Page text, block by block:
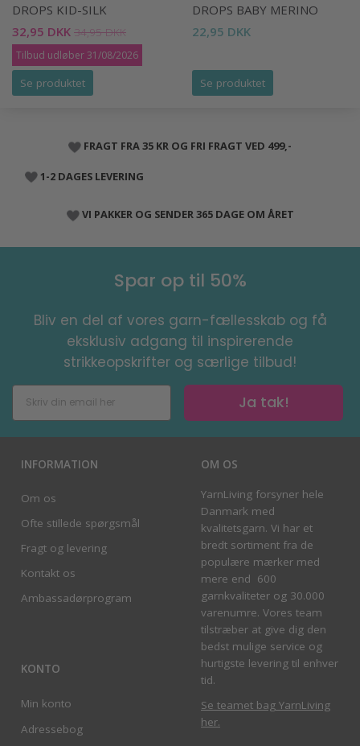
DROPS KID-SILK
32,95 DKK 34,95 DKK
Tilbud udløber 31/08/2026
Se produktet
DROPS BABY MERINO
22,95 DKK
Se produktet
FRAGT FRA 35 KR OG FRI FRAGT VED 499,-
1-2 DAGES LEVERING
VI PAKKER OG SENDER 365 DAGE OM ÅRET
Spar op til 50%
Bliv en del af vores garn-fællesskab og få
eksklusiv adgang til inspirerende
strikkeopskrifter og særlige tilbud!
Ja tak!
INFORMATION
Om os
Ofte stillede spørgsmål
Fragt og levering
Kontakt os
Ambassadørprogram
KONTO
Min konto
Adressebog
OM OS
YarnLiving forsyner hele
Danmark med
kvalitetsgarn. Vi har et
bredt sortiment fra de
populære mærker med
mere end 600
garnkvaliteter og 30.000
varenumre. Vores team
tilstræber at give dig den
bedst mulige service og
hurtigste levering til enhver
tid.
Se teamet bag YarnLiving
her.